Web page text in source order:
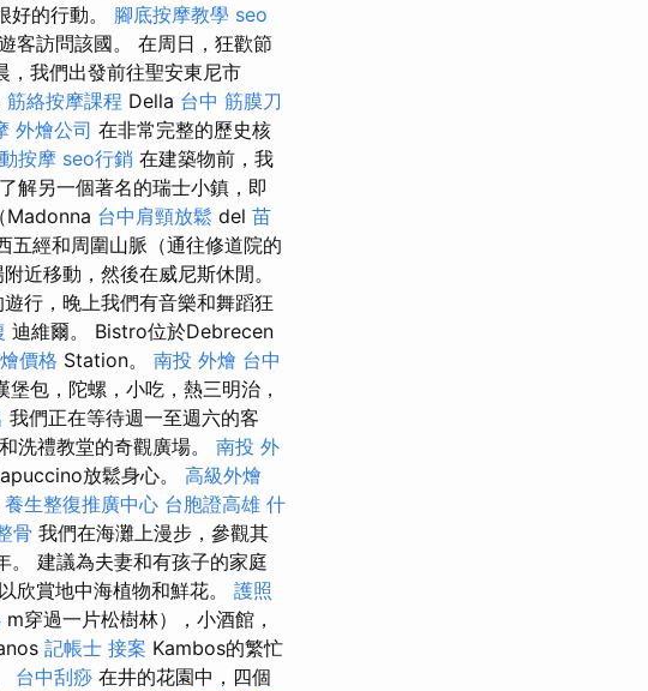
好的行動。 腳底按摩教學 seo
客訪問該國。 在周日，狂歡節
，我們出發前往聖安東尼市
筋絡按摩課程 Della 台中 筋膜刀
外燴公司 在非常完整的歷史核
按摩 seo行銷 在建築物前，我
解另一個著名的瑞士小鎮，即
Madonna 台中肩頸放鬆 del 苗
五經和周圍山脈（通往修道院的
近移動，然後在威尼斯休閒。
行，晚上我們有音樂和舞蹈狂
迪維爾。 Bistro位於Debrecen
價格 Station。 南投 外燴 台中
包，陀螺，小吃，熱三明治，
我們正在等待週一至週六的客
洗禮教堂的奇觀廣場。 南投 外
放鬆身心。 高級外燴
養生整復推廣中心 台胞證高雄 什
骨 我們在海灘上漫步，參觀其
。 建議為夫妻和有孩子的家庭
欣賞地中海植物和鮮花。 護照
m穿過一片松樹林），小酒館，
記帳士 接案 Kambos的繁忙
台中刮痧 在井的花園中，四個